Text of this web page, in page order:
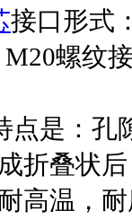
接口形式
M20螺纹
点是：孔
折叠状
高温，